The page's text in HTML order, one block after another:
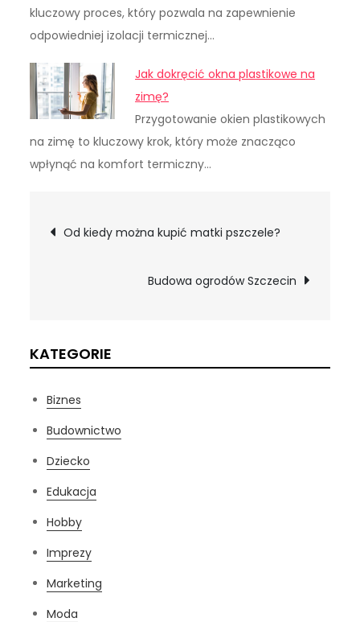
kluczowy proces, który pozwala na zapewnienie
odpowiedniej izolacji termicznej…
Jak dokręcić okna plastikowe na
zimę?
Przygotowanie okien plastikowych
na zimę to kluczowy krok, który może znacząco
wpłynąć na komfort termiczny…
Nawigacja
Od kiedy można kupić matki pszczele?
Budowa ogrodów Szczecin
KATEGORIE
Biznes
Budownictwo
Dziecko
Edukacja
Hobby
Imprezy
Marketing
Moda